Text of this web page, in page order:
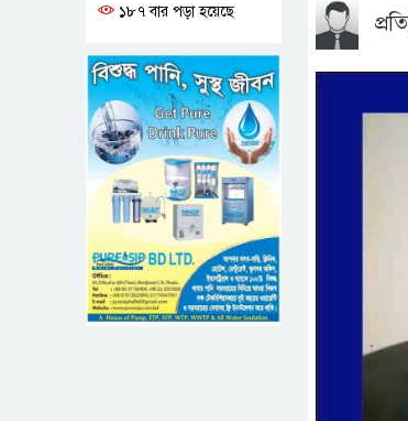
১৮৭ বার পড়া হয়েছে